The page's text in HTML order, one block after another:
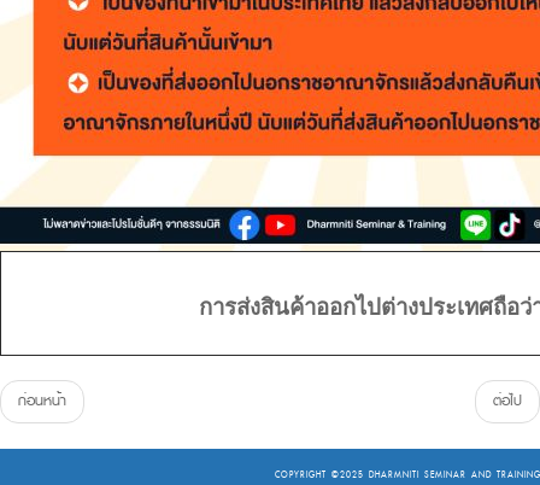
การส่งสินค้าออกไปต่างประเทศถือว่
ก่อนหน้า ต่อไป
COPYRIGHT ©2025 DHARMNITI SEMINAR AND